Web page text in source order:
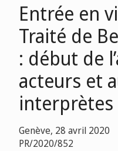
Entrée en
Traité de
: début de
acteurs et
interprètes
Genève, 28 avril 2020
PR/2020/852